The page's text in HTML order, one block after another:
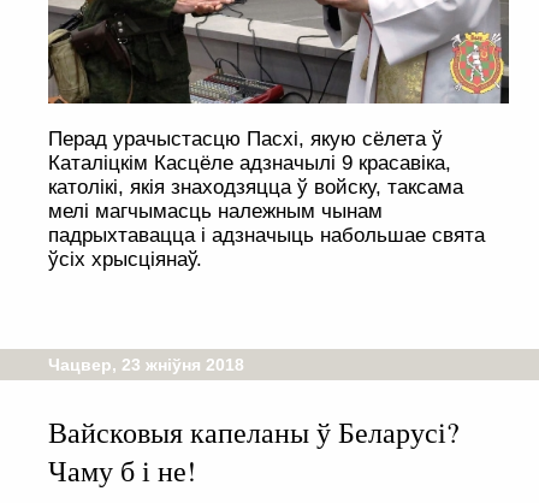
Перад урачыстасцю Пасхі, якую сёлета ў
Каталіцкім Касцёле адзначылі 9 красавіка,
католікі, якія знаходзяцца ў войску, таксама
мелі магчымасць належным чынам
падрыхтавацца і адзначыць набольшае свята
ўсіх хрысціянаў.
Чацвер, 23 жніўня 2018
Вайсковыя капеланы ў Беларусі?
Чаму б і не!